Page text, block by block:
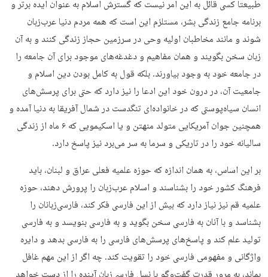
طبیعتاً کسی قائل به این امر نیست که گسترش اسلام به عنوان ایده برتر و
برنامه جامع زندگی بشر، مستلزم این است که همه مردم دنیا عرب‌زبان
شوند و مانند مخاطبان اولیه وحی در سرزمین حجاز زندگی کنند و به آن
زبان سخن بگویند و همان مفاهیم و دغدغه‌های موجود برای آن جامعه را
در جامعه خود به وجود بیاورند. بلکه قول به کامل بودن دین اسلام و
جامعیت آن، در درون خود این ادعا را نیز دارد که حتی برای پرسش‌های
انسان سیاه‌پوستی که در خانواده‌ای تنگدست در شمال آفریقا به دنیا آمده و
همچنین جوان آمریکایی متولد منهتن و یا اسکیمویی که ۶ ماه از زندگی
سالیانه خود را در تاریکی و سرما به سر می‌برد نیز پاسخ دارد.
بر این اساس، به همان اندازه که حوزه علمیه فعلی عراق و لبنان، باید
فرهنگ کشور خود را بشناسند و اسلام عرب‌زبان را پرورش دهند، حوزه
علمیه قم نیز نیاز دارد که بیش از این فارسی فکر کند، فارسی‌زبانان را
بشناسد و با آنان به فارسی سخن بگوید و به فارسی بنویسد و به فارسی
تولید علم کند و پاسخ‌های پرسش‌های فارسی را به فارسی بدهد و دایره
واژگانی و مفهومی فارسی خود را تقویت کند. چه اگر از این مهم غافل